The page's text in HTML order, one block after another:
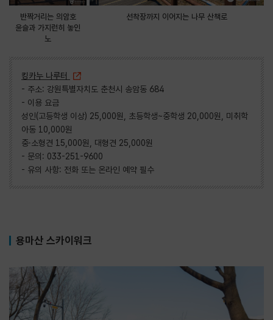
반짝거리는 의암호
윤슬과 가지런히 놓인
노
선착장까지 이어지는 나무 산책로
킹카누 나루터
- 주소: 강원특별자치도 춘천시 송암동 684
- 이용 요금
성인(고등학생 이상) 25,000원, 초등학생~중학생 20,000원, 미취학
아동 10,000원
중·소형견 15,000원, 대형견 25,000원
- 문의: 033-251-9600
- 유의 사항: 전화 또는 온라인 예약 필수
용마산 스카이워크